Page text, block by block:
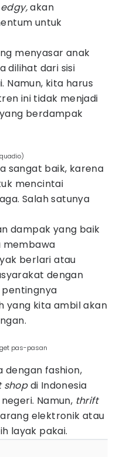
edgy,akan
untuk
menyasar anak
dilihat dari sisi
Namun, kita harus
ini tidak menjadi
berdampak
sangat baik, karena
mencintai
Salah satunya
dampak yang baik
membawa
berlari atau
dengan
yang kita ambil akan
pas-pasan
fashion,
shopdi Indonesia
Namun, thrift
elektronik atau
layak pakai.